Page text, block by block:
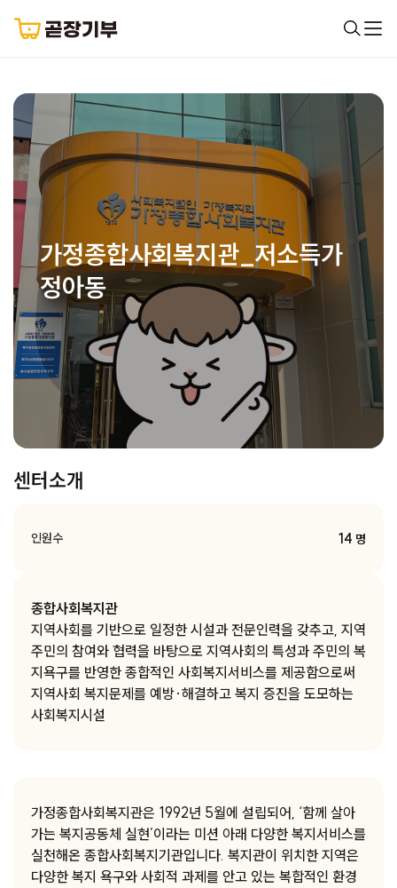
가정종합사회복지관_저소득가
정아동
센터소개
인원수 14 명
종합사회복지관
지역사회를 기반으로 일정한 시설과 전문인력을 갖추고, 지역
주민의 참여와 협력을 바탕으로 지역사회의 특성과 주민의 복
지욕구를 반영한 종합적인 사회복지서비스를 제공함으로써
지역사회 복지문제를 예방·해결하고 복지 증진을 도모하는
사회복지시설
가정종합사회복지관은 1992년 5월에 설립되어, ‘함께 살아
가는 복지공동체 실현’이라는 미션 아래 다양한 복지서비스를
실천해온 종합사회복지기관입니다. 복지관이 위치한 지역은
다양한 복지 욕구와 사회적 과제를 안고 있는 복합적인 환경